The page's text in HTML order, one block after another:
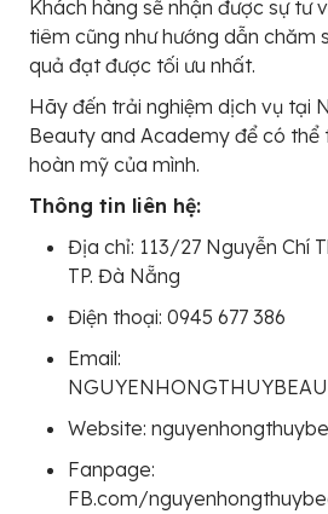
Khách hàng sẽ nhận được sự tư
tiêm cũng như hướng dẫn chăm
quả đạt được tối ưu nhất.
Hãy đến trải nghiệm dịch vụ tại
Beauty and Academy để có thể
hoàn mỹ của mình.
Thông tin liên hệ:
Địa chỉ: 113/27 Nguyễn Chí
TP. Đà Nẵng
Điện thoại: 0945 677 386
Email:
Website:
Fanpage:
FB.com/